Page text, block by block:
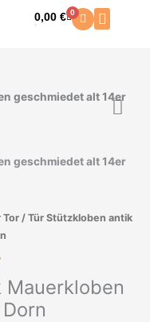
0,00€ 0
Warenkorb
Tor / Tür Stützkloben antik